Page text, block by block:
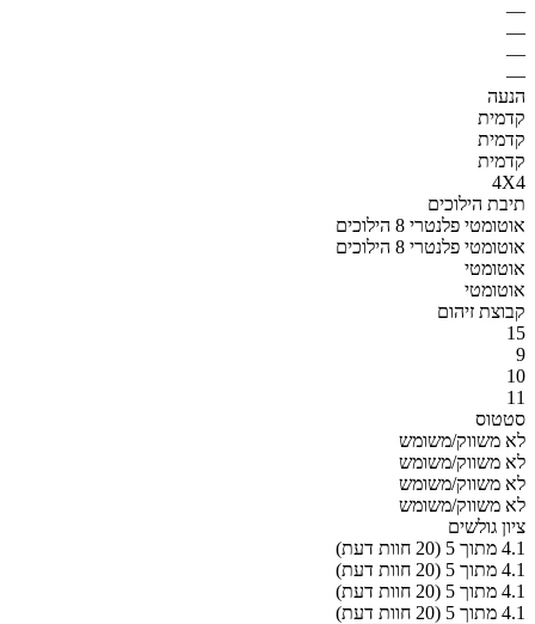
—
—
—
—
הנעה
קדמית
קדמית
קדמית
4X4
תיבת הילוכים
אוטומטי פלנטרי 8 הילוכים
אוטומטי פלנטרי 8 הילוכים
אוטומטי
אוטומטי
קבוצת זיהום
15
9
10
11
סטטוס
לא משווק/משומש
לא משווק/משומש
לא משווק/משומש
לא משווק/משומש
ציון גולשים
4.1 מתוך 5 (20 חוות דעת)
4.1 מתוך 5 (20 חוות דעת)
4.1 מתוך 5 (20 חוות דעת)
4.1 מתוך 5 (20 חוות דעת)